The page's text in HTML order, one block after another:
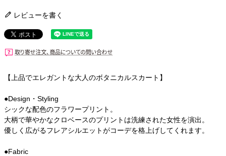
レビューを書く
【上品でエレガントな大人のボタニカルスカート】
●Design・Styling
シックな配色のフラワープリント。
大柄で華やかなクロベースのプリントは洗練された女性を演出。
優しく広がるフレアシルエットがコーデを格上げしてくれます。
●Fabric